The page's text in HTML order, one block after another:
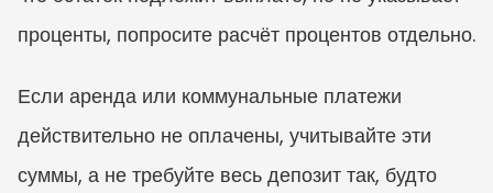
проценты, попросите расчёт процентов отдельно.
Если аренда или коммунальные платежи
действительно не оплачены, учитывайте эти
суммы, а не требуйте весь депозит так, будто